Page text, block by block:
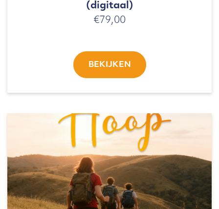
(digitaal)
€79,00
BEKIJKEN